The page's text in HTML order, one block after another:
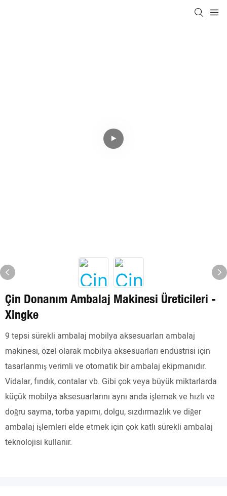
Çin Donanım Ambalaj Makinesi Üreticileri -
Xingke
9 tepsi sürekli ambalaj mobilya aksesuarları ambalaj
makinesi, özel olarak mobilya aksesuarları endüstrisi için
tasarlanmış verimli ve otomatik bir ambalaj ekipmanıdır.
Vidalar, fındık, contalar vb. Gibi çok veya büyük miktarlarda
küçük mobilya aksesuarlarını aynı anda işlemek ve hızlı ve
doğru sayma, torba yapımı, dolgu, sızdırmazlık ve diğer
ambalaj işlemleri elde etmek için çok katlı sürekli ambalaj
teknolojisi kullanır.